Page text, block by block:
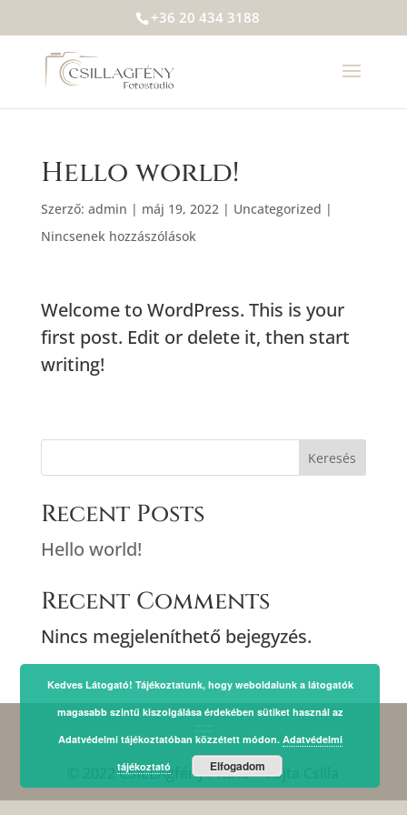
+36 20 434 3188
Hello world!
Szerző: admin | máj 19, 2022| Uncategorized |
Nincsenek hozzászólások
Welcome to WordPress. This is your
first post. Edit or delete it, then start
writing!
Keresés
Recent Posts
Hello world!
Recent Comments
Nincs megjeleníthető bejegyzés.
© 2022 CSILLAgfény Photo – Vojta Csilla
Kedves Látogató! Tájékoztatunk, hogy weboldalunk a látogatók
magasabb szintű kiszolgálása érdekében sütiket használ az
Adatvédelmi tájékoztatóban közzétett módon. Adatvédelmi
tájékoztató
Elfogadom